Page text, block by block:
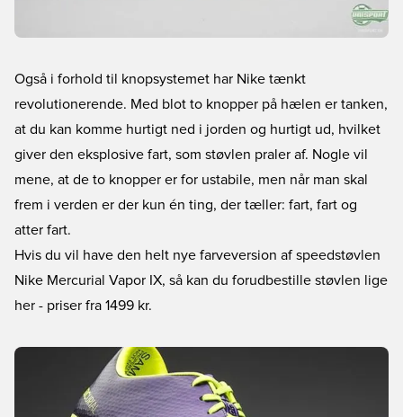
Også i forhold til knopsystemet har Nike tænkt
revolutionerende. Med blot to knopper på hælen er tanken,
at du kan komme hurtigt ned i jorden og hurtigt ud, hvilket
giver den eksplosive fart, som støvlen praler af. Nogle vil
mene, at de to knopper er for ustabile, men når man skal
frem i verden er der kun én ting, der tæller: fart, fart og
atter fart.
Hvis du vil have den helt nye farveversion af speedstøvlen
Nike Mercurial Vapor IX, så kan du forudbestille støvlen lige
her - priser fra 1499 kr.